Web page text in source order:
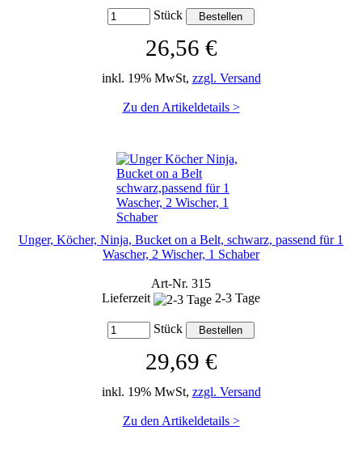
Stück
26,56 €
inkl. 19% MwSt, zzgl. Versand
Zu den Artikeldetails >
Unger, Köcher, Ninja, Bucket on a Belt, schwarz, passend für 1
Wascher, 2 Wischer, 1 Schaber
Art-Nr. 315
Lieferzeit
2-3 Tage
Stück
29,69 €
inkl. 19% MwSt, zzgl. Versand
Zu den Artikeldetails >